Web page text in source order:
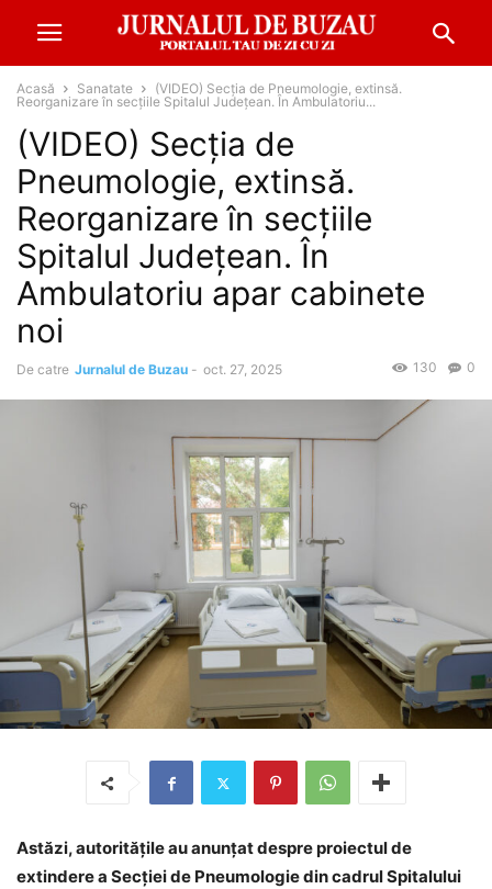
Acasă Sanatate
(VIDEO) Secția de Pneumologie, extinsă.
Reorganizare în secțiile Spitalul Județean. În Ambulatoriu...
(VIDEO) Secția de
Pneumologie, extinsă.
Reorganizare în secțiile
Spitalul Județean. În
Ambulatoriu apar cabinete
noi
De catre Jurnalul de Buzau - oct. 27, 2025 0
130
Astăzi, autoritățile au anunțat despre proiectul de
extindere a Secției de Pneumologie din cadrul Spitalului